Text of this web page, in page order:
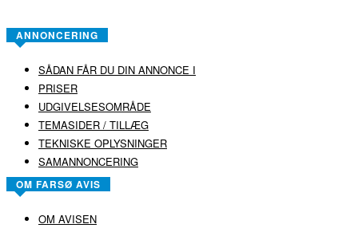
ANNONCERING
SÅDAN FÅR DU DIN ANNONCE I
PRISER
UDGIVELSESOMRÅDE
TEMASIDER / TILLÆG
TEKNISKE OPLYSNINGER
SAMANNONCERING
OM FARSØ AVIS
OM AVISEN